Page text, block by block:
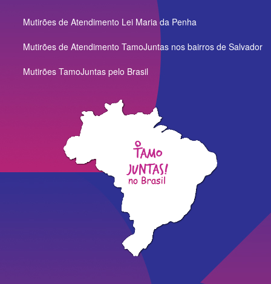
Mutirões de Atendimento Lei Maria da Penha
Mutirões de Atendimento TamoJuntas nos bairros de Salvador
Mutirões TamoJuntas pelo Brasil